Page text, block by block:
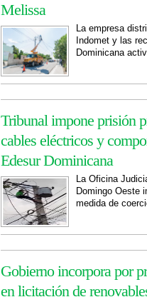
Melissa
La empresa
Indomet y las
Dominicana
Tribunal impone prisión
cables eléctricos y
Edesur Dominicana
La Oficina
Domingo Oeste
medida de
Gobierno incorpora por
en licitación de